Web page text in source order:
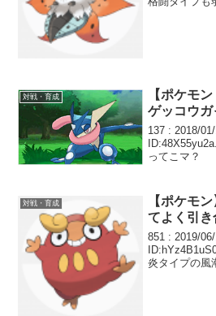
対戦・育成
【ポケモ
ゲッコウガ
137 : 2018/
ってこマ？
対戦・育成
【ポケモ
てよく引
851 : 2019/
炎タイプの風